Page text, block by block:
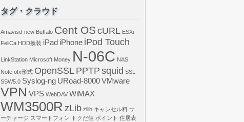
タグ・クラウド
Amavisd-new Buffalo Cent OScURL ESXi
FeliCa HDD換装 iPad iPhone iPod Touch
LinkStation Microsoft Money N-06C NAS
Note ofx形式 OpenSSLPPTPsquid SSL
SSW5.0 Syslog-ng URoad-8000VMware
VPN VPS WebDAV WiMAX
WM3500R zLib zllib キャンセル料 サ
ーチャージ スマートフォン トクだ値 ポイント 住居表